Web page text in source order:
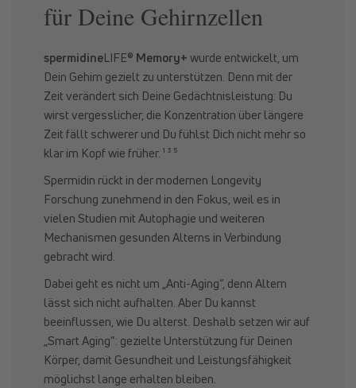
für Deine Gehirnzellen
spermidineLIFE® Memory+ wurde entwickelt, um
Dein Gehirn gezielt zu unterstützen. Denn mit der
Zeit verändert sich Deine Gedächtnisleistung: Du
wirst vergesslicher, die Konzentration über längere
Zeit fällt schwerer und Du fühlst Dich nicht mehr so
klar im Kopf wie früher. ¹ ³ ⁵
Spermidin rückt in der modernen Longevity
Forschung zunehmend in den Fokus, weil es in
vielen Studien mit Autophagie und weiteren
Mechanismen gesunden Alterns in Verbindung
gebracht wird.
Dabei geht es nicht um „Anti-Aging“, denn Altern
lässt sich nicht aufhalten. Aber Du kannst
beeinflussen, wie Du alterst. Deshalb setzen wir auf
„Smart Aging“: gezielte Unterstützung für Deinen
Körper, damit Gesundheit und Leistungsfähigkeit
möglichst lange erhalten bleiben.